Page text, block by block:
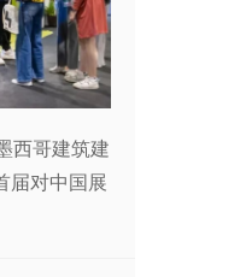
西哥建筑建
届对中国展